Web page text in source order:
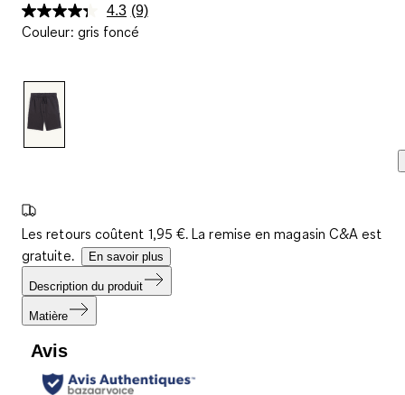
4.3 Lire
9
(9)
Couleur: gris foncé
Les retours coûtent 1,95 €. La remise en magasin C&A est
gratuite.
En savoir plus
Description du produit
Matière
Avis